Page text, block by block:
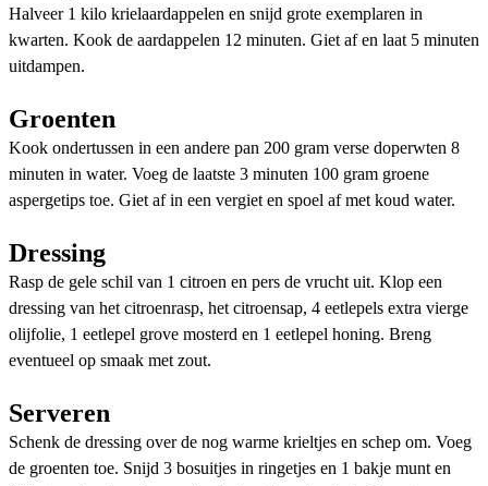
Halveer 1 kilo krielaardappelen en snijd grote exemplaren in
kwarten. Kook de aardappelen 12 minuten. Giet af en laat 5 minuten
uitdampen.
Groenten
Kook ondertussen in een andere pan 200 gram verse doperwten 8
minuten in water. Voeg de laatste 3 minuten 100 gram groene
aspergetips toe. Giet af in een vergiet en spoel af met koud water.
Dressing
Rasp de gele schil van 1 citroen en pers de vrucht uit. Klop een
dressing van het citroenrasp, het citroensap, 4 eetlepels extra vierge
olijfolie, 1 eetlepel grove mosterd en 1 eetlepel honing. Breng
eventueel op smaak met zout.
Serveren
Schenk de dressing over de nog warme krieltjes en schep om. Voeg
de groenten toe. Snijd 3 bosuitjes in ringetjes en 1 bakje munt en